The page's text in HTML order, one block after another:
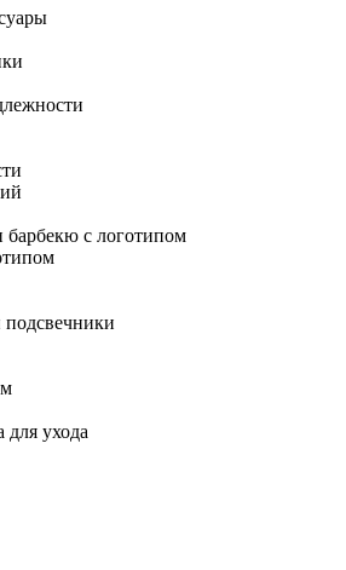
с логотипом
подсвечники
для ухода